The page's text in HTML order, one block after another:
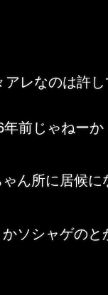
レなのは許
前じゃねーか
ん所に居候に
ソシャゲの